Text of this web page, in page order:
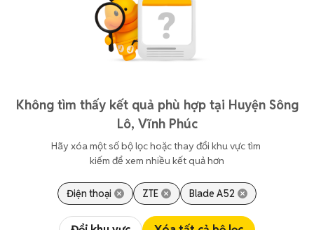
Không tìm thấy kết quả phù hợp tại Huyện Sông
Lô, Vĩnh Phúc
Hãy xóa một số bộ lọc hoặc thay đổi khu vực tìm
kiếm để xem nhiều kết quả hơn
Điện thoại ZTE Blade A52